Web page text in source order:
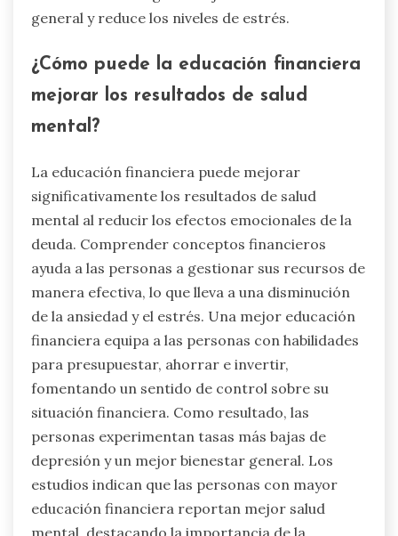
general y reduce los niveles de estrés.
¿Cómo puede la educación financiera
mejorar los resultados de salud
mental?
La educación financiera puede mejorar
significativamente los resultados de salud
mental al reducir los efectos emocionales de la
deuda. Comprender conceptos financieros
ayuda a las personas a gestionar sus recursos de
manera efectiva, lo que lleva a una disminución
de la ansiedad y el estrés. Una mejor educación
financiera equipa a las personas con habilidades
para presupuestar, ahorrar e invertir,
fomentando un sentido de control sobre su
situación financiera. Como resultado, las
personas experimentan tasas más bajas de
depresión y un mejor bienestar general. Los
estudios indican que las personas con mayor
educación financiera reportan mejor salud